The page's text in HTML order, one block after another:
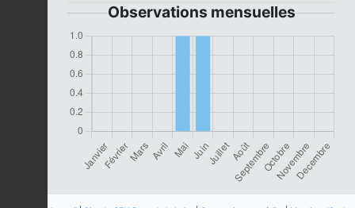
Observations mensuelles